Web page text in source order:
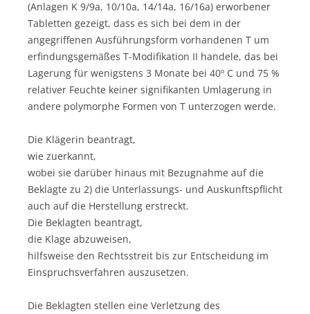
(Anlagen K 9/9a, 10/10a, 14/14a, 16/16a) erworbener
Tabletten gezeigt, dass es sich bei dem in der
angegriffenen Ausführungsform vorhandenen T um
erfindungsgemäßes T-Modifikation II handele, das bei
Lagerung für wenigstens 3 Monate bei 40º C und 75 %
relativer Feuchte keiner signifikanten Umlagerung in
andere polymorphe Formen von T unterzogen werde.
Die Klägerin beantragt,
wie zuerkannt,
wobei sie darüber hinaus mit Bezugnahme auf die
Beklagte zu 2) die Unterlassungs- und Auskunftspflicht
auch auf die Herstellung erstreckt.
Die Beklagten beantragt,
die Klage abzuweisen,
hilfsweise den Rechtsstreit bis zur Entscheidung im
Einspruchsverfahren auszusetzen.
Die Beklagten stellen eine Verletzung des